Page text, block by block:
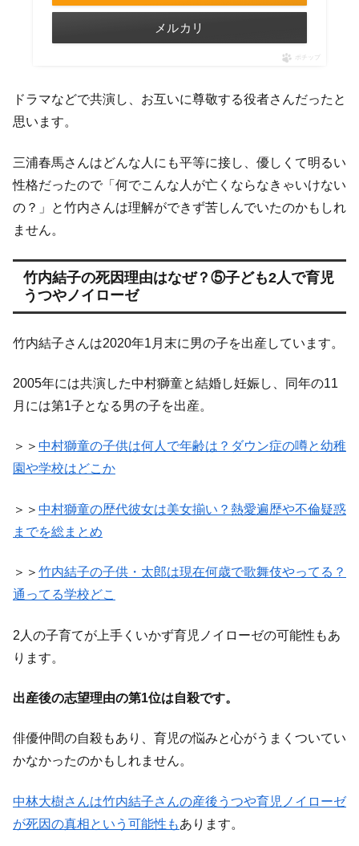
メルカリ
ポチップ
ドラマなどで共演し、お互いに尊敬する役者さんだったと
思います。
三浦春馬さんはどんな人にも平等に接し、優しくて明るい
性格だったので「何でこんな人が亡くならなきゃいけない
の？」と竹内さんは理解ができず苦しんでいたのかもしれ
ません。
竹内結子の死因理由はなぜ？⑤子ども2人で育児
うつやノイローゼ
竹内結子さんは2020年1月末に男の子を出産しています。
2005年には共演した中村獅童と結婚し妊娠し、同年の11
月には第1子となる男の子を出産。
＞＞ 中村獅童の子供は何人で年齢は？ダウン症の噂と幼稚
園や学校はどこか
＞＞ 中村獅童の歴代彼女は美女揃い？熱愛遍歴や不倫疑惑
までを総まとめ
＞＞ 竹内結子の子供・太郎は現在何歳で歌舞伎やってる？
通ってる学校どこ
2人の子育てが上手くいかず育児ノイローゼの可能性もあ
ります。
出産後の志望理由の第1位は自殺です。
俳優仲間の自殺もあり、育児の悩みと心がうまくついてい
かなかったのかもしれません。
中林大樹さんは竹内結子さんの産後うつや育児ノイローゼ
が死因の真相という可能性もあります。